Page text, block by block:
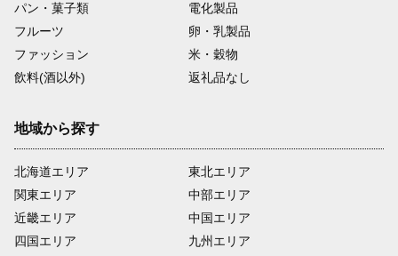
パン・菓子類
電化製品
フルーツ
卵・乳製品
ファッション
米・穀物
飲料(酒以外)
返礼品なし
地域から探す
北海道エリア
関東エリア
近畿エリア
四国エリア
東北エリア
中部エリア
中国エリア
九州エリア